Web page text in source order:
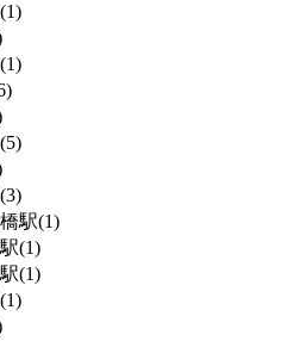
(1)
(1)
(5)
(3)
駅(1)
(1)
(1)
(1)